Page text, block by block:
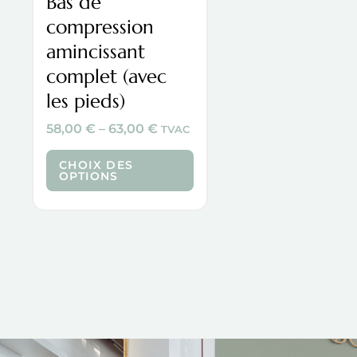
compression
amincissant
complet (avec
les pieds)
58,00 € – 63,00 € TVAC
CHOIX DES
OPTIONS
on
the
product
page